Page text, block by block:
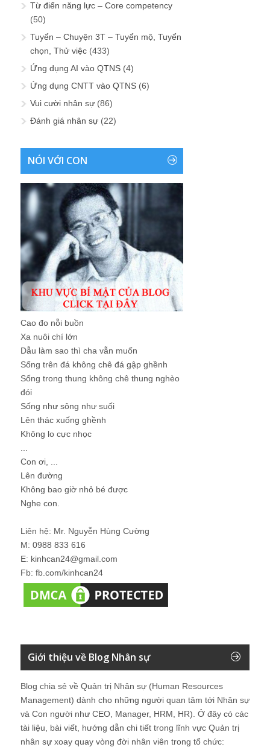
Từ điển năng lực – Core competency
(50)
Tuyển – Chuyện 3T – Tuyển mộ, Tuyển
chọn, Thử việc (433)
Ứng dụng AI vào QTNS (4)
Ứng dụng CNTT vào QTNS (6)
Vui cười nhân sự (86)
Đánh giá nhân sự (22)
NÓI VỚI CON
Cao đo nỗi buồn
Xa nuôi chí lớn
Dẫu làm sao thì cha vẫn muốn
Sống trên đá không chê đá gập ghềnh
Sống trong thung không chê thung nghèo
đói
Sống như sông như suối
Lên thác xuống ghềnh
Không lo cực nhọc
Con ơi, ...
Lên đường
Không bao giờ nhỏ bé được
Nghe con.
Liên hệ: Mr. Nguyễn Hùng Cường
M: 0988 833 616
E: kinhcan24@gmail.com
Fb: fb.com/kinhcan24
Giới thiệu về Blog Nhân sự
Blog chia sẻ về Quản trị Nhân sự (Human Resources
Management) dành cho những người quan tâm tới Nhân sự
và Con người như CEO, Manager, HRM, HR). Ở đây có các
tài liệu, bài viết, hướng dẫn chi tiết trong lĩnh vực Quản trị
nhân sự xoay quay vòng đời nhân viên trong tổ chức: